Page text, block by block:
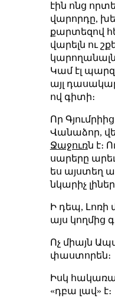
էին ոնց
վարորդը,
քարտեզով
վարելն ու
Կամ էլ
այլ
ով գիտի։
Որ
Վանաձոր,
Ջաջուռն է։
սարերը
ես այստեղ
նկարիչ
Ի դեպ, Լոռի
այս կողմից
Ոչ միայն
փաստորեն։
Իսկ
«դբա լավ» է։